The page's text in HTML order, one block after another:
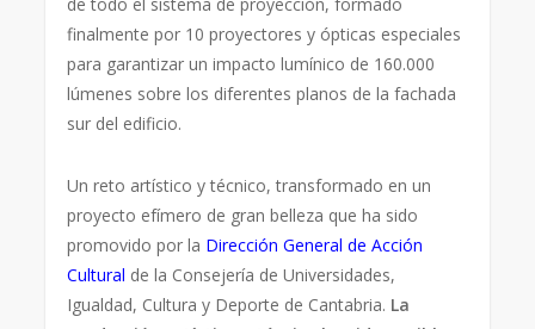
de todo el sistema de proyección, formado
finalmente por 10 proyectores y ópticas especiales
para garantizar un impacto lumínico de 160.000
lúmenes sobre los diferentes planos de la fachada
sur del edificio.
Un reto artístico y técnico, transformado en un
proyecto efímero de gran belleza que ha sido
promovido por la Dirección General de Acción
Cultural de la Consejería de Universidades,
Igualdad, Cultura y Deporte de Cantabria. La